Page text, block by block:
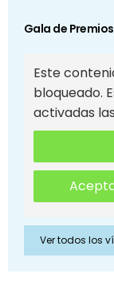
Gala de
Este
bloqueado.
activadas
Ver todos los